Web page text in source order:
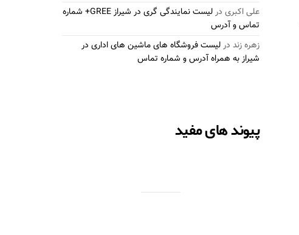
علی اکبری در
لیست نمایندگی گری در شیراز GREE+ شماره
تماس و آدرس
زهره زند درلیست فروشگاه های ماشین های اداری در
شیراز به همراه آدرس و شماره تماس
پیوند های مفید